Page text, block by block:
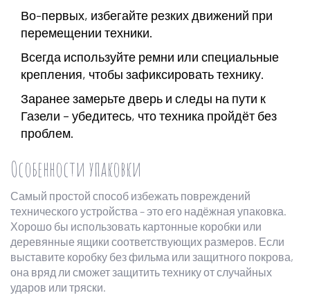
Во-первых, избегайте резких движений при
перемещении техники.
Всегда используйте ремни или специальные
крепления, чтобы зафиксировать технику.
Заранее замерьте дверь и следы на пути к
Газели – убедитесь, что техника пройдёт без
проблем.
Особенности упаковки
Самый простой способ избежать повреждений
технического устройства – это его надёжная упаковка.
Хорошо бы использовать картонные коробки или
деревянные ящики соответствующих размеров. Если
выставите коробку без фильма или защитного покрова,
она вряд ли сможет защитить технику от случайных
ударов или тряски.